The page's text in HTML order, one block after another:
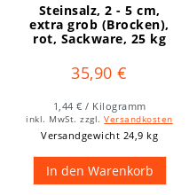
Steinsalz, 2 - 5 cm,
extra grob (Brocken),
rot, Sackware, 25 kg
35,90 €
1,44 € / Kilogramm
inkl. MwSt. zzgl.Versandkosten
Versandgewicht 24,9 kg
In den Warenkorb